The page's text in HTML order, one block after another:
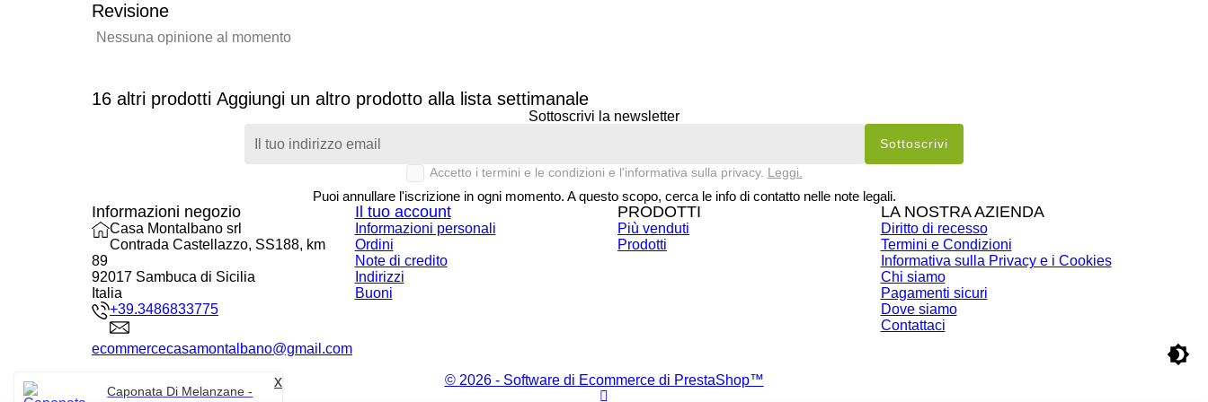
Revisione
Nessuna opinione al momento
16 altri prodotti Aggiungi un altro prodotto alla lista settimanale
Sottoscrivi la newsletter
Accetto i termini e le condizioni e l'informativa sulla privacy. Leggi.
Puoi annullare l'iscrizione in ogni momento. A questo scopo, cerca le info di contatto nelle note legali.
Informazioni negozio
Casa Montalbano srl
Contrada Castellazzo, SS188, km
89
92017 Sambuca di Sicilia
Italia
+39.3486833775
ecommercecasamontalbano@gmail.com
Il tuo account
Informazioni personali
Ordini
Note di credito
Indirizzi
Buoni
PRODOTTI
Più venduti
Prodotti
LA NOSTRA AZIENDA
Diritto di recesso
Termini e Condizioni
Informativa sulla Privacy e i Cookies
Chi siamo
Pagamenti sicuri
Dove siamo
Contattaci
© 2026 - Software di Ecommerce di PrestaShop™
x
Caponata Di Melanzane -